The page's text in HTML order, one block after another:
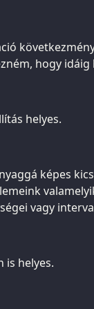
hogy idáig
helyes.
képes
vagy
is helyes.